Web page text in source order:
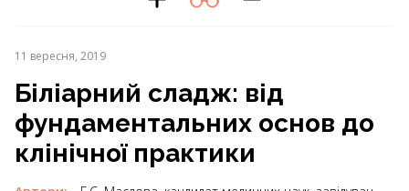
11 вересня, 2019
Біліарний сладж: від
фундаментальних основ до
клінічної практики